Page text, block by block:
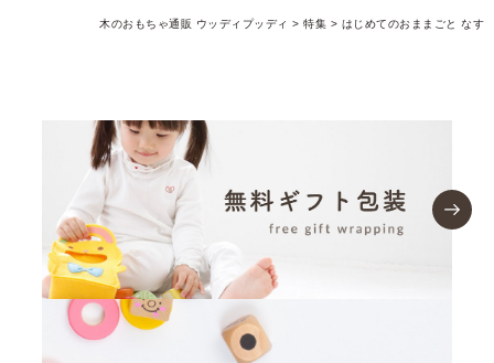
木のおもちゃ通販 ウッディプッディ 特集 はじめてのおままごと なす